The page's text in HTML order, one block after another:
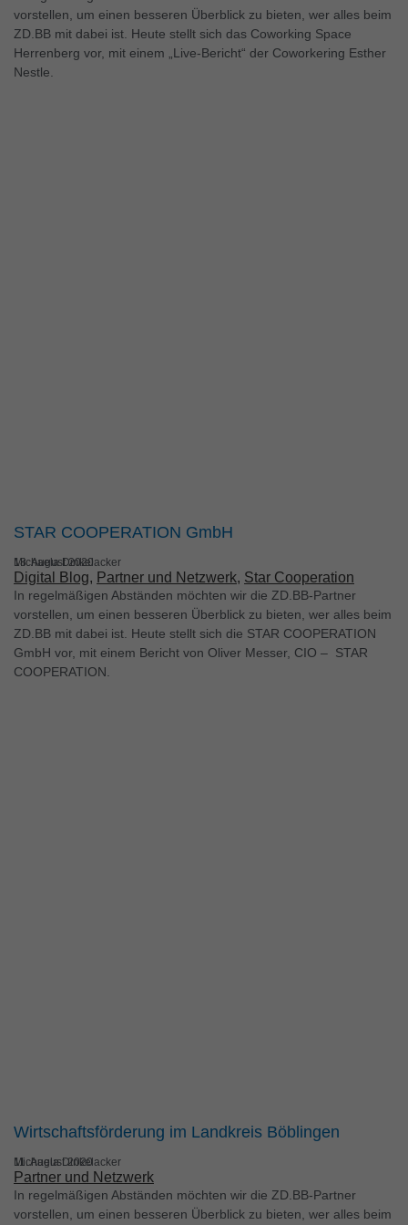
vorstellen, um einen besseren Überblick zu bieten, wer alles beim
ZD.BB mit dabei ist. Heute stellt sich das Coworking Space
Herrenberg vor, mit einem „Live-Bericht“ der Coworkering Esther
Nestle.
STAR COOPERATION GmbH
Michaela Dinkelacker
18. August 2020
Digital Blog, Partner und Netzwerk, Star Cooperation
In regelmäßigen Abständen möchten wir die ZD.BB-Partner
vorstellen, um einen besseren Überblick zu bieten, wer alles beim
ZD.BB mit dabei ist. Heute stellt sich die STAR COOPERATION
GmbH vor, mit einem Bericht von Oliver Messer, CIO – STAR
COOPERATION.
Wirtschaftsförderung im Landkreis Böblingen
Michaela Dinkelacker
11. August 2020
Partner und Netzwerk
In regelmäßigen Abständen möchten wir die ZD.BB-Partner
vorstellen, um einen besseren Überblick zu bieten, wer alles beim
keiner manuellen Einwilligung mehr.